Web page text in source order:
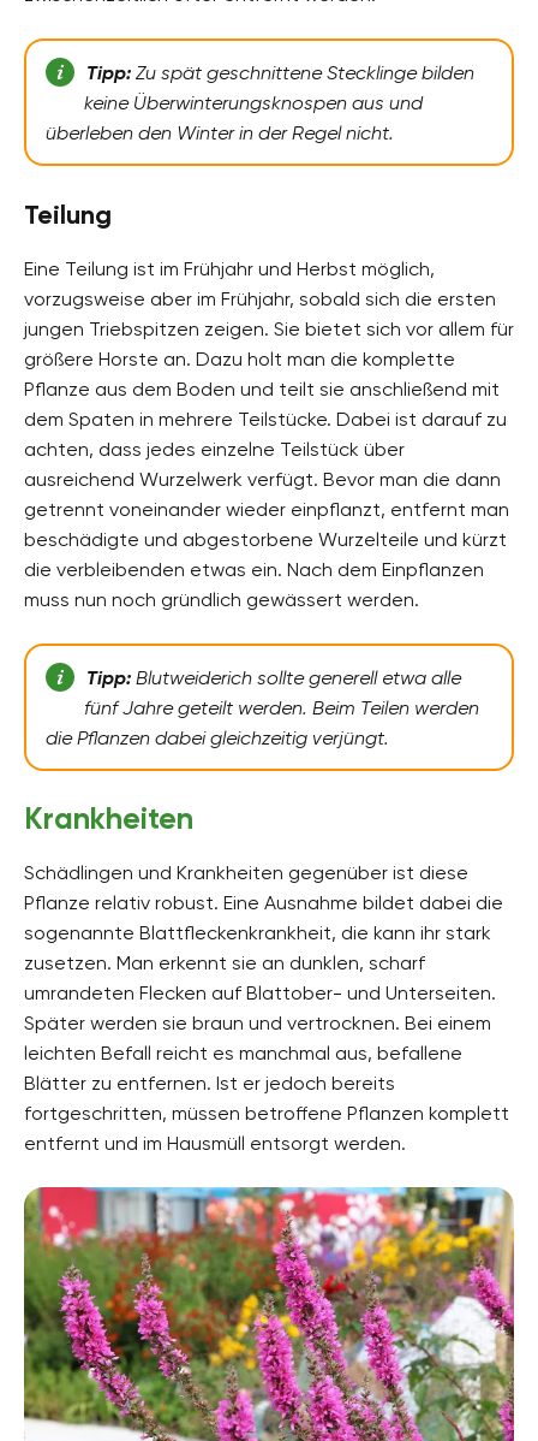
Tipp:Zu spät geschnittene Stecklinge bilden
keine Überwinterungsknospen aus und
überleben den Winter in der Regel nicht.
Teilung
Eine Teilung ist im Frühjahr und Herbst möglich,
vorzugsweise aber im Frühjahr, sobald sich die ersten
jungen Triebspitzen zeigen. Sie bietet sich vor allem für
größere Horste an. Dazu holt man die komplette
Pflanze aus dem Boden und teilt sie anschließend mit
dem Spaten in mehrere Teilstücke. Dabei ist darauf zu
achten, dass jedes einzelne Teilstück über
ausreichend Wurzelwerk verfügt. Bevor man die dann
getrennt voneinander wieder einpflanzt, entfernt man
beschädigte und abgestorbene Wurzelteile und kürzt
die verbleibenden etwas ein. Nach dem Einpflanzen
muss nun noch gründlich gewässert werden.
Tipp:Blutweiderich sollte generell etwa alle
fünf Jahre geteilt werden. Beim Teilen werden
die Pflanzen dabei gleichzeitig verjüngt.
Krankheiten
Schädlingen und Krankheiten gegenüber ist diese
Pflanze relativ robust. Eine Ausnahme bildet dabei die
sogenannte Blattfleckenkrankheit, die kann ihr stark
zusetzen. Man erkennt sie an dunklen, scharf
umrandeten Flecken auf Blattober- und Unterseiten.
Später werden sie braun und vertrocknen. Bei einem
leichten Befall reicht es manchmal aus, befallene
Blätter zu entfernen. Ist er jedoch bereits
fortgeschritten, müssen betroffene Pflanzen komplett
entfernt und im Hausmüll entsorgt werden.